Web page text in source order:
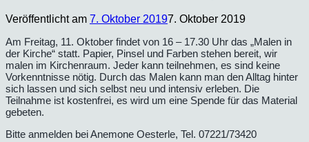
Veröffentlicht am 7. Oktober 20197. Oktober 2019
Am Freitag, 11. Oktober findet von 16 – 17.30 Uhr das „Malen in
der Kirche“ statt. Papier, Pinsel und Farben stehen bereit, wir
malen im Kirchenraum. Jeder kann teilnehmen, es sind keine
Vorkenntnisse nötig. Durch das Malen kann man den Alltag hinter
sich lassen und sich selbst neu und intensiv erleben. Die
Teilnahme ist kostenfrei, es wird um eine Spende für das Material
gebeten.
Bitte anmelden bei Anemone Oesterle, Tel. 07221/73420